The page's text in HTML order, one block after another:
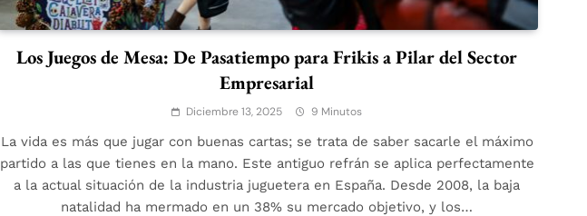
Los Juegos de Mesa: De Pasatiempo para Frikis a Pilar del Sector
Empresarial
Diciembre 13, 2025 9 Minutos
La vida es más que jugar con buenas cartas; se trata de saber sacarle el máximo
partido a las que tienes en la mano. Este antiguo refrán se aplica perfectamente
a la actual situación de la industria juguetera en España. Desde 2008, la baja
natalidad ha mermado en un 38% su mercado objetivo, y los…